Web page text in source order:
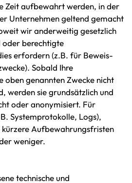
Zeit aufbewahrt werden, in der
Unternehmen geltend gemacht
wir anderweitig gesetzlich
berechtigte
erfordern (z.B. für Beweis-
Sobald Ihre
oben genannten Zwecke nicht
werden sie grundsätzlich und
oder anonymisiert. Für
Systemprotokolle, Logs),
Aufbewahrungsfristen
weniger.
technische und